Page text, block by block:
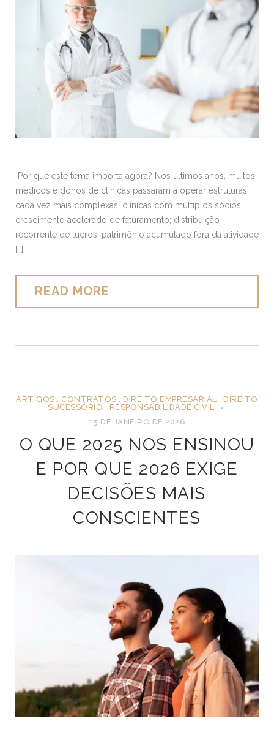
Por que este tema importa agora? Nos últimos anos, muitos
médicos e donos de clínicas passaram a operar estruturas
cada vez mais complexas: clínicas com múltiplos sócios;
crescimento acelerado de faturamento; distribuição
recorrente de lucros; patrimônio acumulado fora da atividade
[…]
READ MORE
ARTIGOS CONTRATOS ,DIREITO EMPRESARIAL ,DIREITO
SUCESSÓRIO
RESPONSABILIDADE CIVIL
15 DE JANEIRO DE 2026
O QUE 2025 NOS ENSINOU
E POR QUE 2026 EXIGE
DECISÕES MAIS
CONSCIENTES